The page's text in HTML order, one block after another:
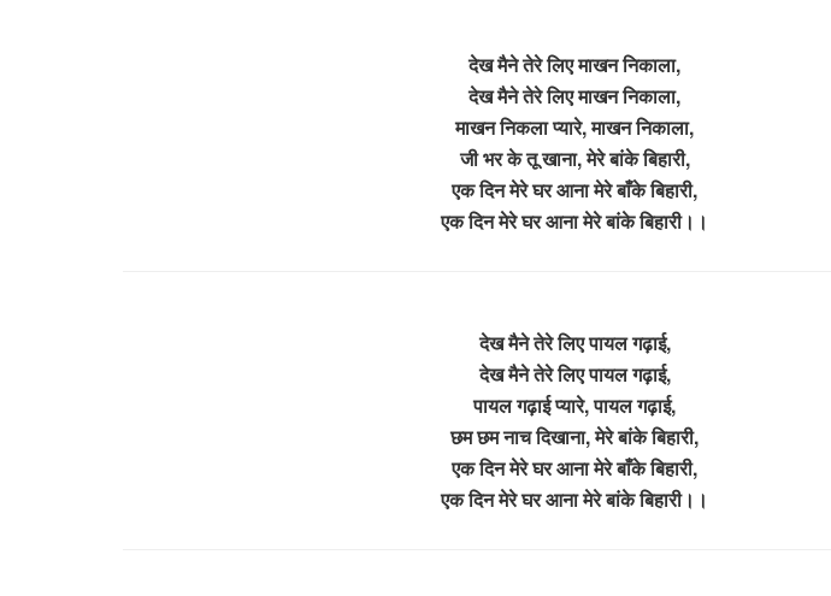
देख मैने तेरे लिए माखन निकाला,
देख मैने तेरे लिए माखन निकाला,
माखन निकला प्यारे, माखन निकाला,
जी भर के तू खाना, मेरे बांके बिहारी,
एक दिन मेरे घर आना मेरे बाँके बिहारी,
एक दिन मेरे घर आना मेरे बांके बिहारी।।
देख मैने तेरे लिए पायल गढ़ाई,
देख मैने तेरे लिए पायल गढ़ाई,
पायल गढ़ाई प्यारे, पायल गढ़ाई,
छम छम नाच दिखाना, मेरे बांके बिहारी,
एक दिन मेरे घर आना मेरे बाँके बिहारी,
एक दिन मेरे घर आना मेरे बांके बिहारी।।